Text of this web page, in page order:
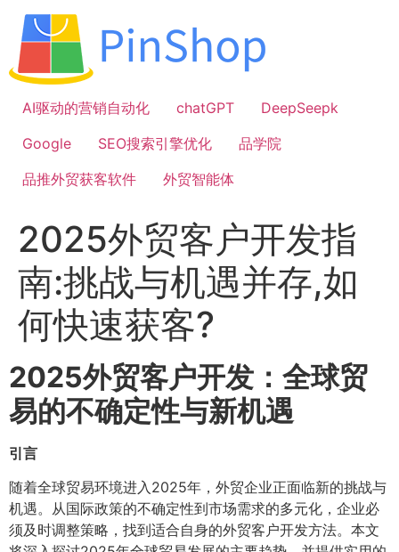
容
AI驱动的营销自动化
chatGPT
DeepSeepk
Google
SEO搜索引擎优化
品学院
品推外贸获客软件
外贸智能体
2025外贸客户开发指
南:挑战与机遇并存,如
何快速获客?
2025外贸客户开发：全球贸
易的不确定性与新机遇
引言
随着全球贸易环境进入2025年，外贸企业正面临新的挑战与
机遇。从国际政策的不确定性到市场需求的多元化，企业必
须及时调整策略，找到适合自身的外贸客户开发方法。本文